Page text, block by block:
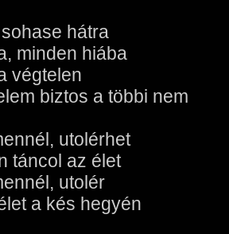
hátra
minden hiába
végtelen
biztos a többi nem
utolérhet
táncol az élet
utolér
a kés hegyén